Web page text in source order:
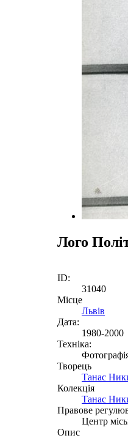
Лого
ID:
31040
Місце
Львів
Дата:
1980-2000
Техніка:
Творець
Танас
Колекція
Танас
Правове
Центр
Опис